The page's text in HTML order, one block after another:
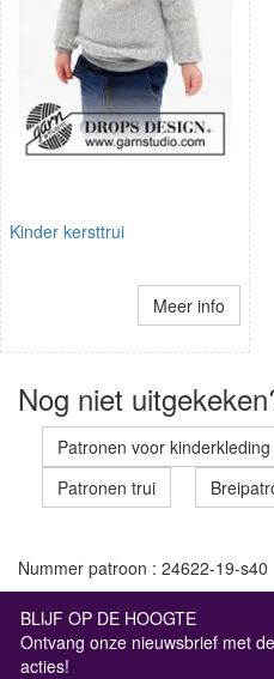
Kinder kersttrui
Meer info
Nog niet
Patronen voor
Patronen trui
Nummer patroon : 24622-19-s40
BLIJF OP DE HOOGTE
Ontvang onze nieuwsbrief met
acties!